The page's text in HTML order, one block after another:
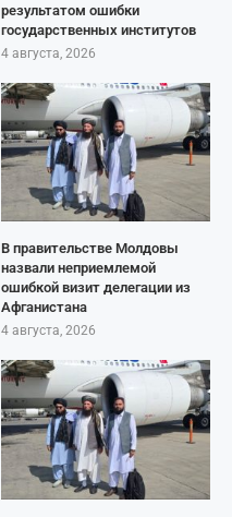
результатом ошибки
государственных институтов
4 августа, 2026
В правительстве Молдовы
назвали неприемлемой
ошибкой визит делегации из
Афганистана
4 августа, 2026